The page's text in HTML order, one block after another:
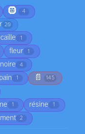
🛞 4
20
1
fleur 1
4
pain 1 📄 145
1 résine 1
2